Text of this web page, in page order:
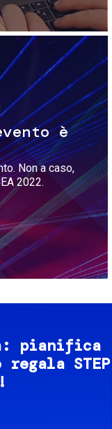
è
Non a caso,
2022.
pianifica
STEP